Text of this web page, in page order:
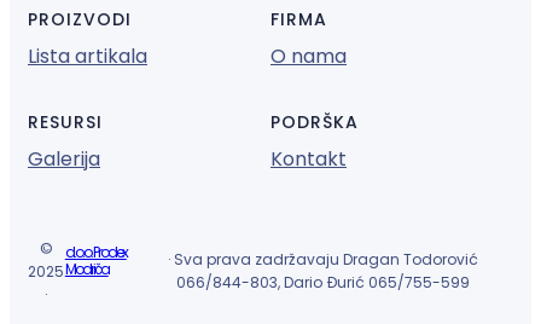
PROIZVODI
Lista artikala
FIRMA
O nama
RESURSI
Galerija
PODRŠKA
Kontakt
©
2025
·
d.o.o. Prodex
Modriča
· Sva prava zadržavaju Dragan Todorović
066/844-803, Dario Đurić 065/755-599